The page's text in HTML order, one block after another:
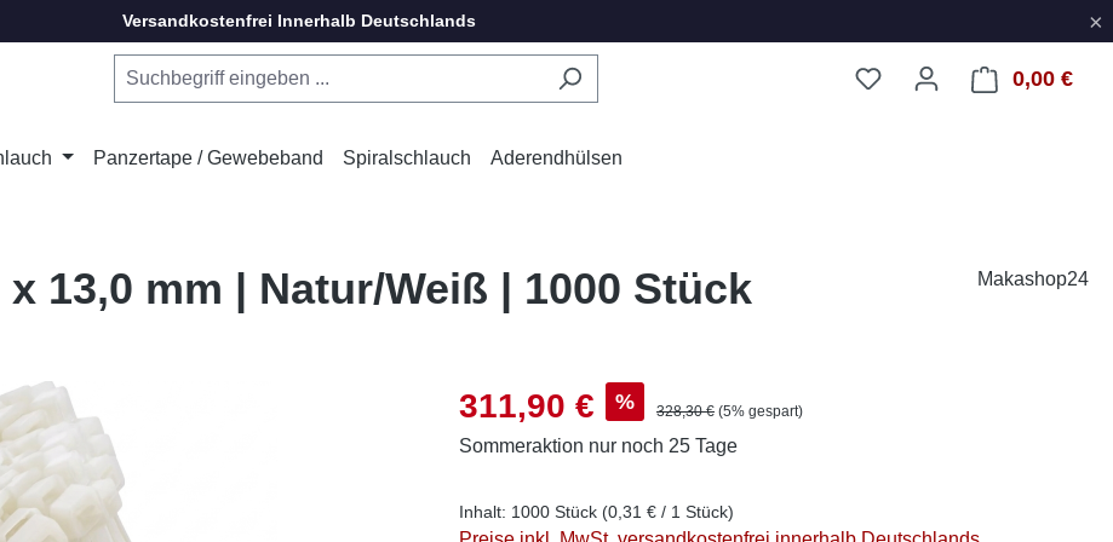
Versandkostenfrei Innerhalb Deutschlands ×
0,00 €
Panzertape / Gewebeband Spiralschlauch Aderendhülsen
13,0 mm | Natur/Weiß | 1000 Stück Makashop24
Verkaufspreis:
311,90 € % Regulärer Preis:
328,30 € (5% gespart)
Sommeraktion nur noch 25 Tage
Inhalt: 1000 Stück (0,31 € / 1 Stück)